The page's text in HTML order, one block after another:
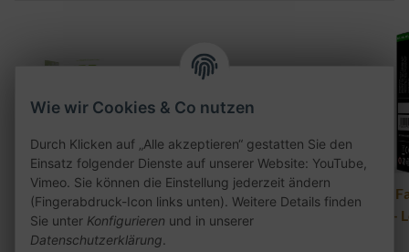
HQD Juice Liquid -
Lemon Mint 18mg
Elfbar Mate 500 Pod
2er Pack - Pink
Al
-
Wie wir Cookies & Co nutzen
Durch Klicken auf „Alle akzeptieren“ gestatten Sie den
Einsatz folgender Dienste auf unserer Website: YouTube,
Vimeo. Sie können die Einstellung jederzeit ändern
(Fingerabdruck-Icon links unten). Weitere Details finden
Sie unter Konfigurieren und in unserer
Datenschutzerklärung.